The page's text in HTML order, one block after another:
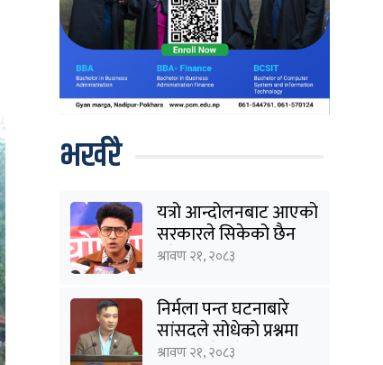
भर्खरै
यत्रो आन्दोलनबाट आएको
सरकारले सिकेको छैन
भने सिकून्, क्षमता भएन
भएन ?: मिराज ढुंगाना
श्रावण २१, २०८३
निर्मला पन्त घटनाबारे
सांसदले सोधेको प्रश्नमा
गृहमन्त्रीले भने- हजुरहरू
श्रावण २१, २०८३